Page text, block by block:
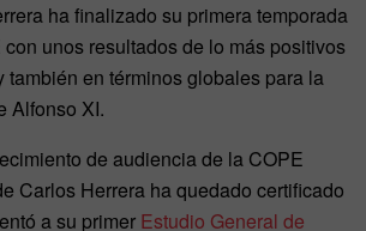
ha finalizado su primera temporada
unos resultados de lo más positivos
en términos globales para la
Alfonso XI.
de audiencia de la COPE
Carlos Herrera ha quedado certificado
a su primer Estudio General de